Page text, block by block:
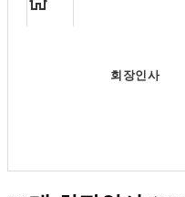
회장인사